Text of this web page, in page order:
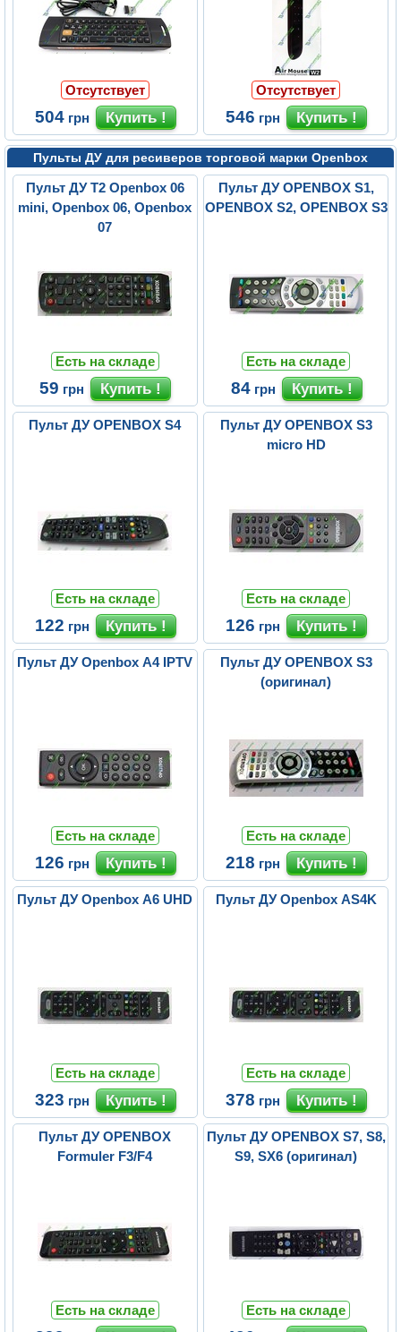
Отсутствует
504 грн
Отсутствует
546 грн
Пульты ДУ для ресиверов торговой марки Openbox
Пульт ДУ T2 Openbox 06
mini, Openbox 06, Openbox
07
Есть на складе
59 грн
Пульт ДУ OPENBOX S1,
OPENBOX S2, OPENBOX S3
Есть на складе
84 грн
Пульт ДУ OPENBOX S4
Есть на складе
122 грн
Пульт ДУ OPENBOX S3
micro HD
Есть на складе
126 грн
Пульт ДУ Openbox A4 IPTV
Есть на складе
126 грн
Пульт ДУ OPENBOX S3
(оригинал)
Есть на складе
218 грн
Пульт ДУ Openbox A6 UHD
Есть на складе
323 грн
Пульт ДУ Openbox AS4K
Есть на складе
378 грн
Пульт ДУ OPENBOX
Formuler F3/F4
Есть на складе
Пульт ДУ OPENBOX S7, S8,
S9, SX6 (оригинал)
Есть на складе